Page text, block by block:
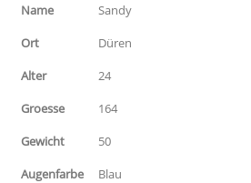
Name
Sandy
Ort
Düren
Alter
24
Groesse
164
Gewicht
50
Augenfarbe
Blau